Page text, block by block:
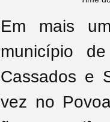
Em mais
município
Cassados e
vez no